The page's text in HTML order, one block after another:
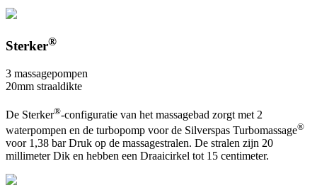
Sterker®
3 massagepompen
20mm straaldikte
De Sterker®-configuratie van het massagebad zorgt met 2
waterpompen en de turbopomp voor de Silverspas Turbomassage®
voor 1,38 bar Druk op de massagestralen. De stralen zijn 20
millimeter Dik en hebben een Draaicirkel tot 15 centimeter.